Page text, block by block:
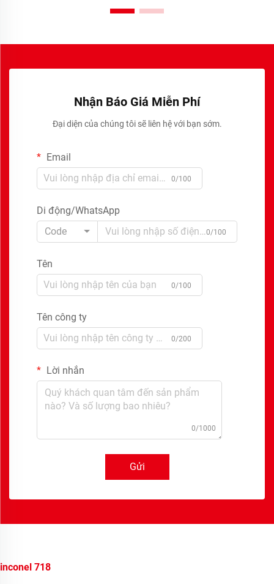
Nhận Báo Giá Miễn Phí
Đại diện của chúng tôi sẽ liên hệ với bạn sớm.
Email
0/100
Di động/WhatsApp
Code
0/100
Tên
0/100
Tên công ty
0/200
Lời nhắn
0/1000
Gửi
inconel 718